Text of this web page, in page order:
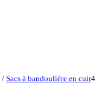
/ Sacs à bandoulière en cuir4